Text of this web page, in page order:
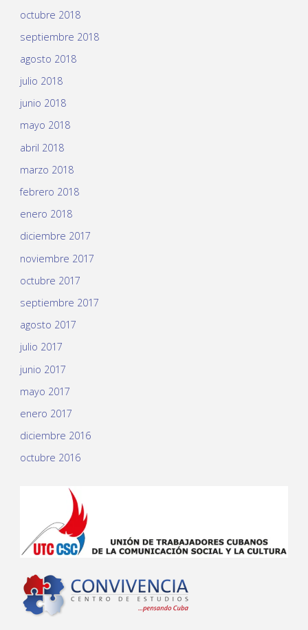
octubre 2018
septiembre 2018
agosto 2018
julio 2018
junio 2018
mayo 2018
abril 2018
marzo 2018
febrero 2018
enero 2018
diciembre 2017
noviembre 2017
octubre 2017
septiembre 2017
agosto 2017
julio 2017
junio 2017
mayo 2017
enero 2017
diciembre 2016
octubre 2016